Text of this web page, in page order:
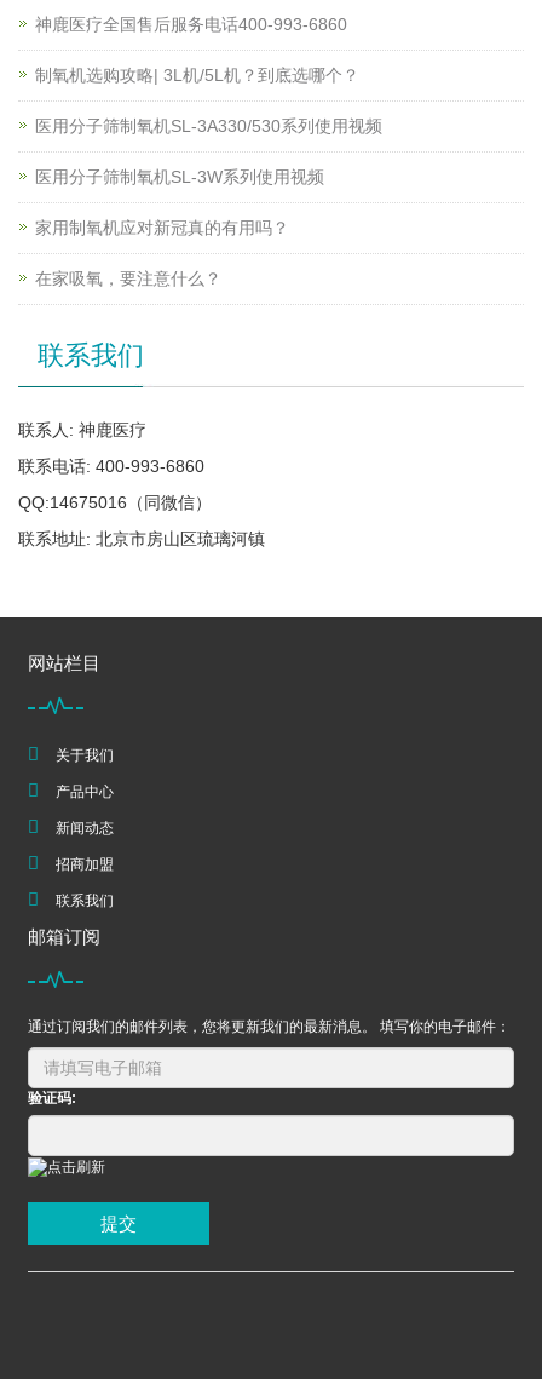
神鹿医疗全国售后服务电话400-993-6860
制氧机选购攻略| 3L机/5L机？到底选哪个？
医用分子筛制氧机SL-3A330/530系列使用视频
医用分子筛制氧机SL-3W系列使用视频
家用制氧机应对新冠真的有用吗？
在家吸氧，要注意什么？
联系我们
联系人: 神鹿医疗
联系电话: 400-993-6860
QQ:14675016（同微信）
联系地址: 北京市房山区琉璃河镇
网站栏目
关于我们
产品中心
新闻动态
招商加盟
联系我们
邮箱订阅
通过订阅我们的邮件列表，您将更新我们的最新消息。 填写你的电子邮件：
验证码:
提交